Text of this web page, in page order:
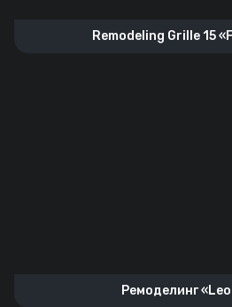
Remodeling Grille 15
Ремоделинг